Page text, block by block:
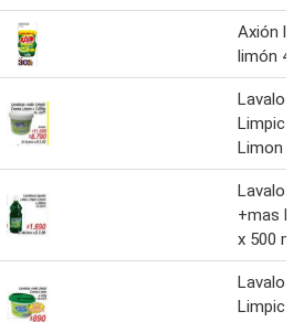
Axión
limón
Limpic
Limon x
+mas
x 500 ml
Limpic